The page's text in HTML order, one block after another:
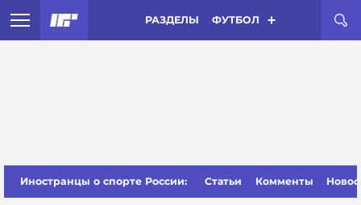
РАЗДЕЛЫ ФУТБОЛ
Иностранцы о спорте России: Статьи Комменты